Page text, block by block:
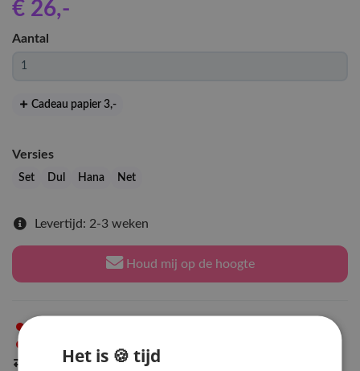
€ 26,-
Aantal
Cadeau papier 3,-
Versies
Set Dul Hana Net
Levertijd: 2-3 weken
Houd mij op de hoogte
Indien op voorraadbinnen 2 werkdagen
Het is 🍪 tijd